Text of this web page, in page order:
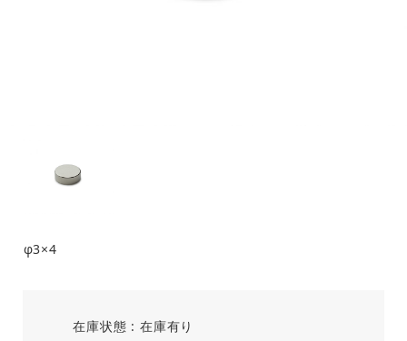
φ3×4
在庫状態 : 在庫有り